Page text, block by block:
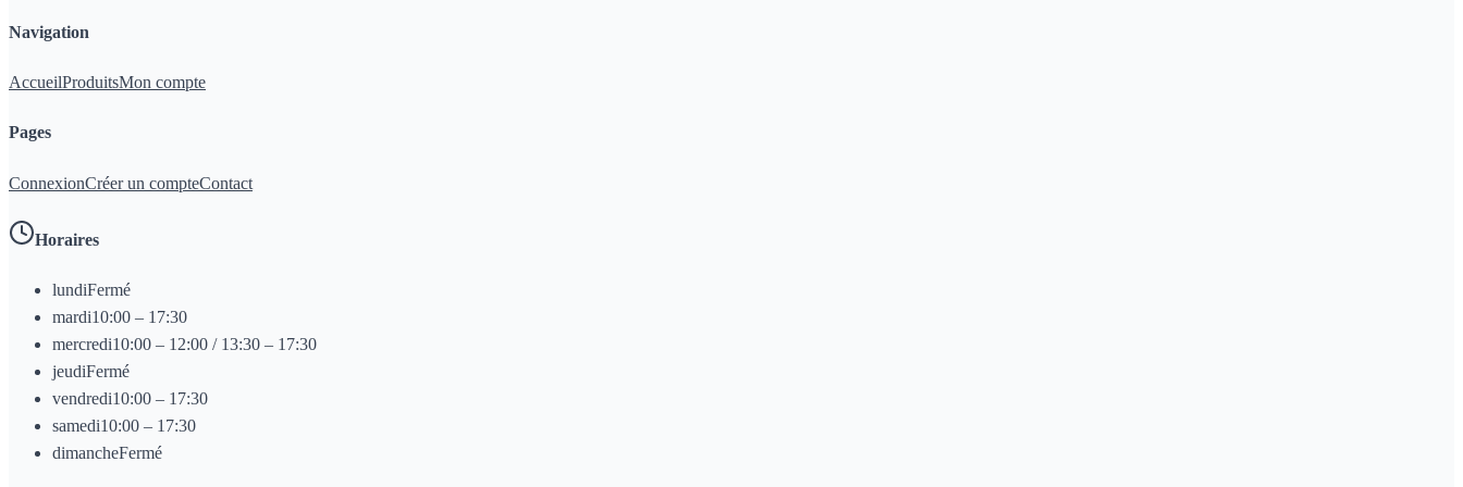
Navigation
AccueilProduitsMon compte
Pages
ConnexionCréer un compteContact
Horaires
lundiFermé
mardi10:00 – 17:30
mercredi10:00 – 12:00 / 13:30 – 17:30
jeudiFermé
vendredi10:00 – 17:30
samedi10:00 – 17:30
dimancheFermé